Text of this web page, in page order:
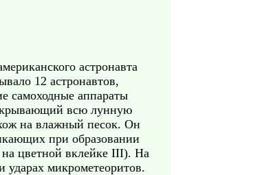
астронавта
12 астронавтов,
самоходные аппараты
всю лунную
на влажный песок. Он
при образовании
на цветной вклейке III). На
микрометеоритов.